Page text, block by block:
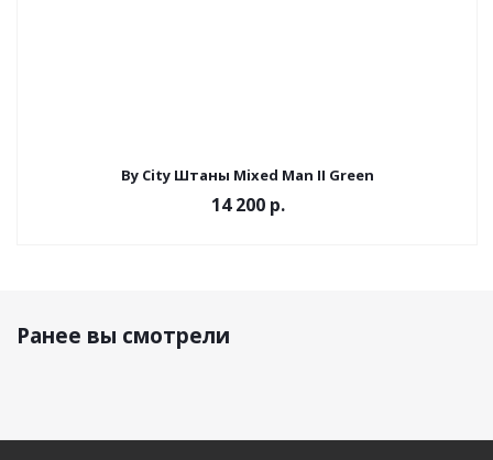
By City Штаны Mixed Man II Green
14 200 р.
Ранее вы смотрели